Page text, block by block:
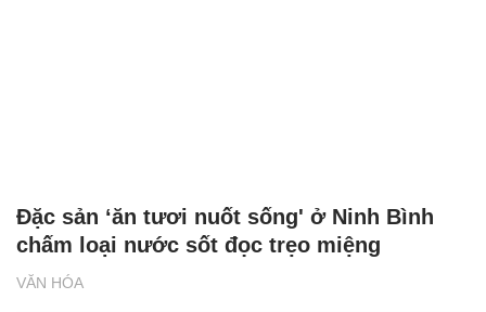
VĂN HÓA
Đặc sản ‘ăn tươi nuốt sống' ở Ninh Bình
chấm loại nước sốt đọc trẹo miệng